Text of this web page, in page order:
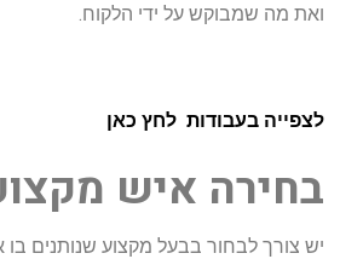
ואת מה שמבוקש על ידי הלקוח.
לצפייה בעבודות לחץ כאן
בחירה איש
יש צורך לבחור בבעל מקצוע שנותנים בו